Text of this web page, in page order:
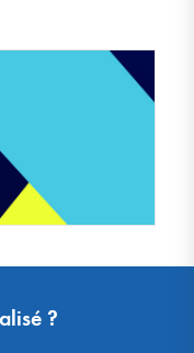
?